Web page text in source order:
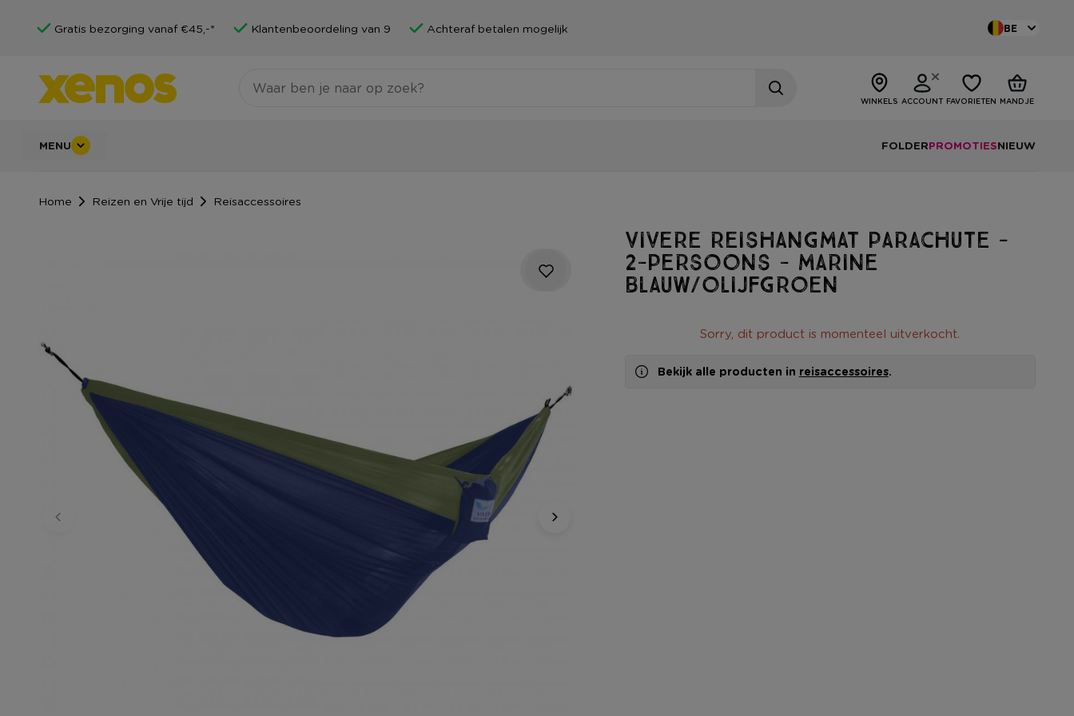
Gratis bezorging vanaf €45,-* Klantenbeoordeling van 9 Achteraf betalen mogelijk BE
WINKELS ACCOUNT FAVORIETEN MANDJE
MENU FOLDERPROMOTIESNIEUW
Home Reizen en Vrije tijd Reisaccessoires
Vivere reishangmat parachute -
2-persoons - marine
blauw/olijfgroen
Sorry, dit product is momenteel uitverkocht.
Bekijk alle producten in reisaccessoires.